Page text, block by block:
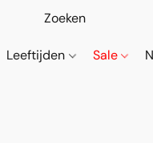
Leeftijden Sale